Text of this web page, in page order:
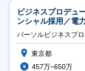
ビジネスプロデュ
ンシャル採用／電
ト推進】
パーソルビジネスプ
東京都
457万~650万